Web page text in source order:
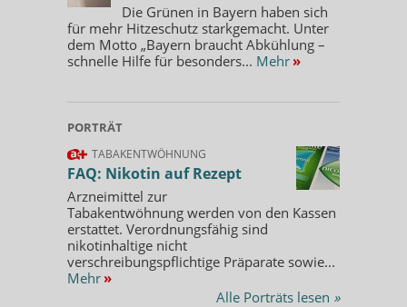
Die Grünen in Bayern haben sich
für mehr Hitzeschutz starkgemacht. Unter
dem Motto „Bayern braucht Abkühlung –
schnelle Hilfe für besonders... Mehr »
PORTRÄT
TABAKENTWÖHNUNG
FAQ: Nikotin auf Rezept
Arzneimittel zur
Tabakentwöhnung werden von den Kassen
erstattet. Verordnungsfähig sind
nikotinhaltige nicht
verschreibungspflichtige Präparate sowie...
Mehr »
Alle Porträts lesen »